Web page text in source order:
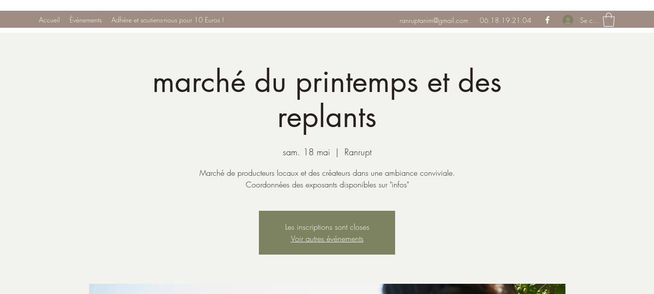
Accueil Événements Adhère et soutiens-nous pour 10 Euros ! ranruptanim@gmail.com 06.18.19.21.04 Se connecter
marché du printemps et des
replants
sam. 18 mai
  |
Ranrupt
Marché de producteurs locaux et des créateurs dans une ambiance conviviale.
Coordonnées des exposants disponibles sur "infos"
Les inscriptions sont closes
Voir autres événements